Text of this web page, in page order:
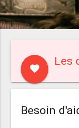
favorite
Les
Besoin